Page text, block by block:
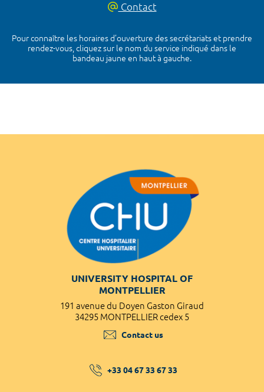
Contact
Pour connaître les horaires d’ouverture des secrétariats et prendre
rendez-vous, cliquez sur le nom du service indiqué dans le
bandeau jaune en haut à gauche.
UNIVERSITY HOSPITAL OF
MONTPELLIER
191 avenue du Doyen Gaston Giraud
34295 MONTPELLIER cedex 5
Contact us
+33 04 67 33 67 33